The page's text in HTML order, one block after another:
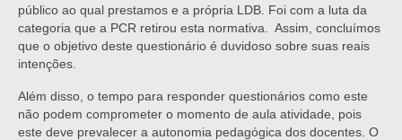
público ao qual prestamos e a própria LDB. Foi com a luta da
categoria que a PCR retirou esta normativa. Assim, concluímos
que o objetivo deste questionário é duvidoso sobre suas reais
intenções.
Além disso, o tempo para responder questionários como este
não podem comprometer o momento de aula atividade, pois
este deve prevalecer a autonomia pedagógica dos docentes. O